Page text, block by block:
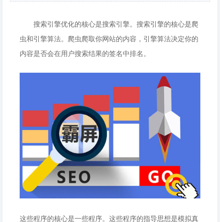
户搜索结果的签名中排名。 这些程序的核心是一些程序。这些程序的指
的内容，在签
搜索引擎优化的核心是搜索引擎。搜索引擎的核心是爬
虫和引擎算法。爬虫爬取你网站的内容，引擎算法决定你的
内容是否会在用户搜索结果的签名中排名。
这些程序的核心是一些程序。这些程序的指导思想是模拟真